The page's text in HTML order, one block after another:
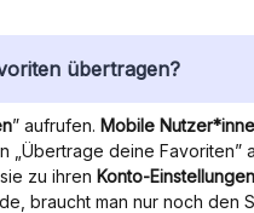
übertragen?
” aufrufen. Mobile
„Übertrage deine Favoriten”
zu ihren Konto-Einstellungen
braucht man nur noch den